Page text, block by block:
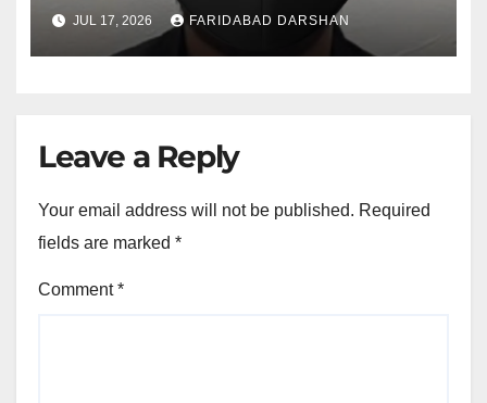
JUL 17, 2026 FARIDABAD DARSHAN
Leave a Reply
Your email address will not be published. Required
fields are marked *
Comment*